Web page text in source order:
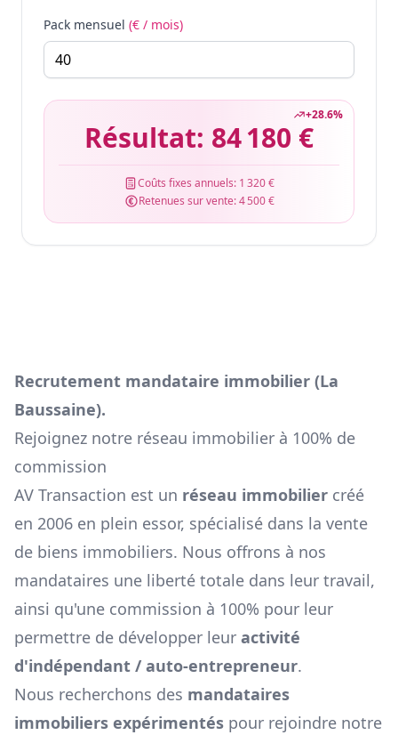
Pack mensuel (€ / mois)
+28.6%
Résultat: 84 180 €
Coûts fixes annuels: 1 320 €
Retenues sur vente:4 500 €
Recrutement mandataire immobilier (La
Baussaine).
Rejoignez notre réseau immobilier à 100% de
commission
AV Transaction est un réseau immobilier créé
en 2006 en plein essor, spécialisé dans la vente
de biens immobiliers. Nous offrons à nos
mandataires une liberté totale dans leur travail,
ainsi qu'une commission à 100% pour leur
permettre de développer leur activité
d'indépendant / auto-entrepreneur.
Nous recherchons des mandataires
immobiliers expérimentés pour rejoindre notre